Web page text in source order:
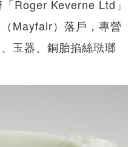
Roger Keverne Ltd」
Mayfair）落戶，專營
玉器、銅胎掐絲琺瑯